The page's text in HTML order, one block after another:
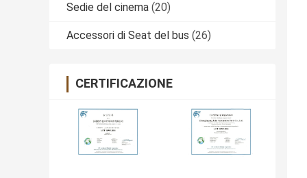
Sedie del cinema (20)
Accessori di Seat del bus (26)
CERTIFICAZIONE